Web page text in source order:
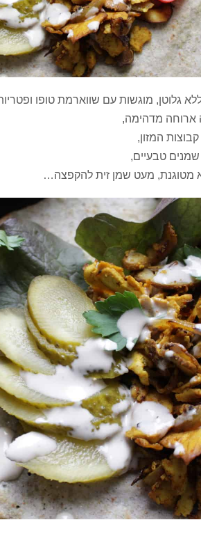
ללא גלוטן, מוגשות עם שווארמת טופו
מדהימה,
המזון,
שמנים טבעיים,
מטוגנת, מעט שמן זית להקפצה…